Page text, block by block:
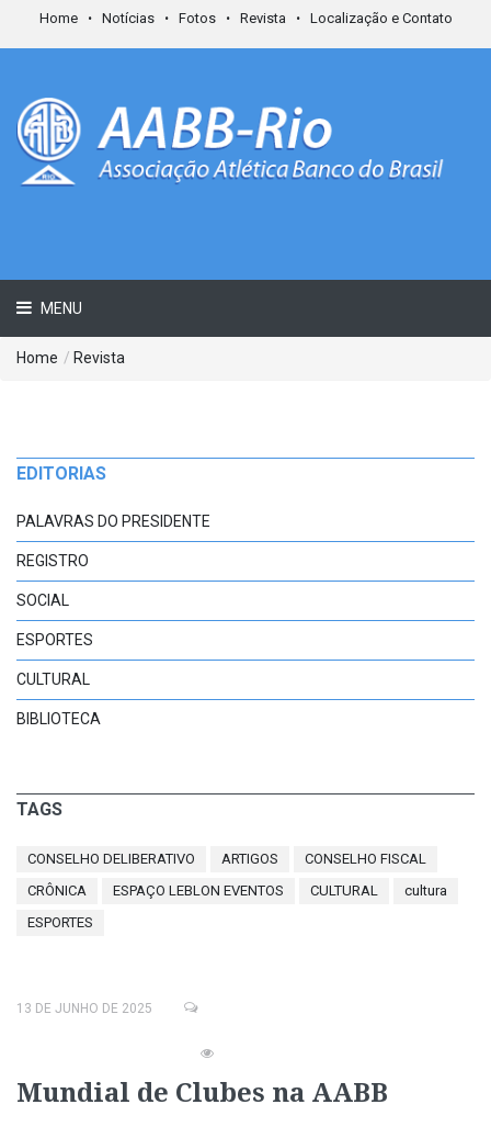
Home Notícias Fotos Revista Localização e Contato
MENU
Home / Revista
EDITORIAS
PALAVRAS DO PRESIDENTE
REGISTRO
SOCIAL
ESPORTES
CULTURAL
BIBLIOTECA
TAGS
CONSELHO DELIBERATIVO ARTIGOS
CONSELHO FISCAL
CRÔNICA
ESPAÇO LEBLON EVENTOS CULTURAL
cultura
ESPORTES
13 DE JUNHO DE 2025
Mundial de Clubes na AABB